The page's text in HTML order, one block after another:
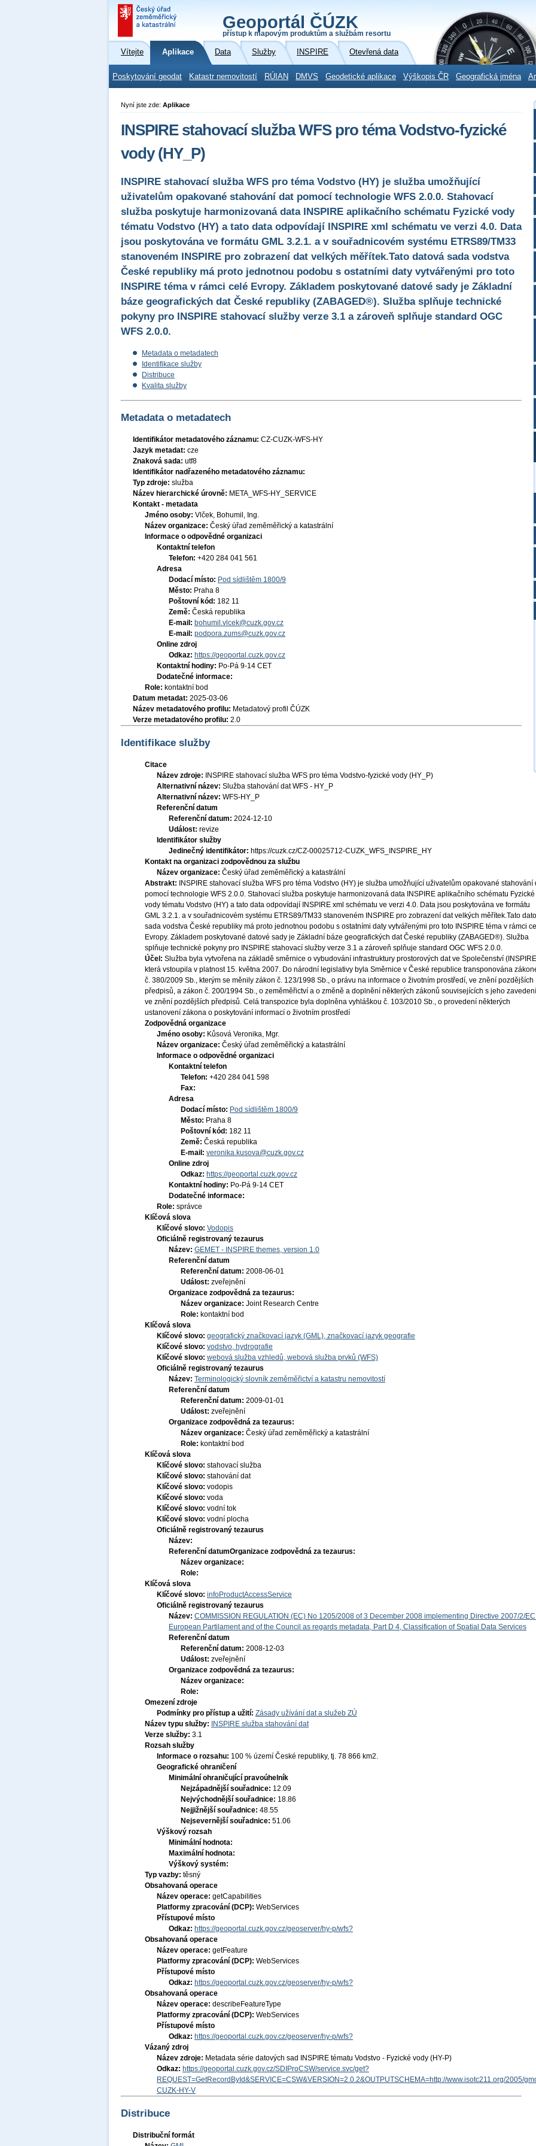
Geoportál ČÚZK
přístup k mapovým produktům a službám resortu
Vítejte Aplikace Data Služby INSPIRE Otevřená data
Poskytování geodat Katastr nemovitostí RÚIAN DMVS Geodetické aplikace Výškopis ČR Geografická jména
Nyní jste zde: Aplikace
INSPIRE stahovací služba WFS pro téma Vodstvo-fyzické
vody (HY_P)
INSPIRE stahovací služba WFS pro téma Vodstvo (HY) je služba umožňující
uživatelům opakované stahování dat pomocí technologie WFS 2.0.0. Stahovací
služba poskytuje harmonizovaná data INSPIRE aplikačního schématu Fyzické vody
tématu Vodstvo (HY) a tato data odpovídají INSPIRE xml schématu ve verzi 4.0. Data
jsou poskytována ve formátu GML 3.2.1. a v souřadnicovém systému ETRS89/TM33
stanoveném INSPIRE pro zobrazení dat velkých měřítek.Tato datová sada vodstva
České republiky má proto jednotnou podobu s ostatními daty vytvářenými pro toto
INSPIRE téma v rámci celé Evropy. Základem poskytované datové sady je Základní
báze geografických dat České republiky (ZABAGED®). Služba splňuje technické
pokyny pro INSPIRE stahovací služby verze 3.1 a zároveň splňuje standard OGC
WFS 2.0.0.
Metadata o metadatech
Identifikace služby
Distribuce
Kvalita služby
Metadata o metadatech
Identifikátor metadatového záznamu: CZ-CUZK-WFS-HY
Jazyk metadat: cze
Znaková sada: utf8
Identifikátor nadřazeného metadatového záznamu:
Typ zdroje: služba
Název hierarchické úrovně: META_WFS-HY_SERVICE
Kontakt - metadata
Jméno osoby: Vlček, Bohumil, Ing.
Název organizace: Český úřad zeměměřický a katastrální
Informace o odpovědné organizaci
Kontaktní telefon
Telefon: +420 284 041 561
Adresa
Dodací místo: Pod sídlištěm 1800/9
Město: Praha 8
Poštovní kód: 182 11
Země: Česká republika
E-mail: bohumil.vlcek@cuzk.gov.cz
E-mail: podpora.zums@cuzk.gov.cz
Online zdroj
Odkaz: https://geoportal.cuzk.gov.cz
Kontaktní hodiny: Po-Pá 9-14 CET
Dodatečné informace:
Role: kontaktní bod
Datum metadat: 2025-03-06
Název metadatového profilu: Metadatový profil ČÚZK
Verze metadatového profilu: 2.0
Identifikace služby
Citace
Název zdroje:
INSPIRE stahovací služba WFS pro téma Vodstvo-fyzické vody (HY_P)
Alternativní název: Služba stahování dat WFS - HY_P
Alternativní název: WFS-HY_P
Referenční datum
Referenční datum: 2024-12-10
Událost: revize
Identifikátor služby
Jedinečný identifikátor: https://cuzk.cz/CZ-00025712-CUZK_WFS_INSPIRE_HY
Kontakt na organizaci zodpovědnou za službu
Název organizace: Český úřad zeměměřický a katastrální
Abstrakt:
INSPIRE stahovací služba WFS pro téma Vodstvo (HY) je služba umožňující uživatelům opakované stahování
pomocí technologie WFS 2.0.0. Stahovací služba poskytuje harmonizovaná data INSPIRE aplikačního schématu Fyzické
vody tématu Vodstvo (HY) a tato data odpovídají INSPIRE xml schématu ve verzi 4.0. Data jsou poskytována ve formátu
GML 3.2.1. a v souřadnicovém systému ETRS89/TM33 stanoveném INSPIRE pro zobrazení dat velkých měřítek.Tato
sada vodstva České republiky má proto jednotnou podobu s ostatními daty vytvářenými pro toto INSPIRE téma v rámci
Evropy. Základem poskytované datové sady je Základní báze geografických dat České republiky (ZABAGED®). Služba
splňuje technické pokyny pro INSPIRE stahovací služby verze 3.1 a zároveň splňuje standard OGC WFS 2.0.0.
Účel: Služba byla vytvořena na základě směrnice o vybudování infrastruktury prostorových dat ve Společenství
která vstoupila v platnost 15. května 2007. Do národní legislativy byla Směrnice v České republice transponována
č. 380/2009 Sb., kterým se měnily zákon č. 123/1998 Sb., o právu na informace o životním prostředí, ve znění pozdějších
předpisů, a zákon č. 200/1994 Sb., o zeměměřictví a o změně a doplnění některých zákonů souvisejících s jeho
ve znění pozdějších předpisů. Celá transpozice byla doplněna vyhláškou č. 103/2010 Sb., o provedení některých
ustanovení zákona o poskytování informací o životním prostředí
Zodpovědná organizace
Jméno osoby: Kůsová Veronika, Mgr.
Název organizace: Český úřad zeměměřický a katastrální
Informace o odpovědné organizaci
Kontaktní telefon
Telefon: +420 284 041 598
Fax:
Adresa
Dodací místo: Pod sídlištěm 1800/9
Město: Praha 8
Poštovní kód: 182 11
Země: Česká republika
E-mail: veronika.kusova@cuzk.gov.cz
Online zdroj
Odkaz: https://geoportal.cuzk.gov.cz
Kontaktní hodiny: Po-Pá 9-14 CET
Dodatečné informace:
Role: správce
Klíčová slova
Klíčové slovo: Vodopis
Oficiálně registrovaný tezaurus
Název: GEMET - INSPIRE themes, version 1.0
Referenční datum
Referenční datum: 2008-06-01
Událost: zveřejnění
Organizace zodpovědná za tezaurus:
Název organizace: Joint Research Centre
Role: kontaktní bod
Klíčová slova
Klíčové slovo: geografický značkovací jazyk (GML), značkovací jazyk geografie
Klíčové slovo: vodstvo, hydrografie
Klíčové slovo: webová služba vzhledů, webová služba prvků (WFS)
Oficiálně registrovaný tezaurus
Název: Terminologický slovník zeměměřictví a katastru nemovitostí
Referenční datum
Referenční datum: 2009-01-01
Událost: zveřejnění
Organizace zodpovědná za tezaurus:
Název organizace: Český úřad zeměměřický a katastrální
Role: kontaktní bod
Klíčová slova
Klíčové slovo: stahovací služba
Klíčové slovo: stahování dat
Klíčové slovo: vodopis
Klíčové slovo: voda
Klíčové slovo: vodní tok
Klíčové slovo: vodní plocha
Oficiálně registrovaný tezaurus
Název:
Referenční datumOrganizace zodpovědná za tezaurus:
Název organizace:
Role:
Klíčová slova
Klíčové slovo: infoProductAccessService
Oficiálně registrovaný tezaurus
Název: COMMISSION REGULATION (EC) No 1205/2008 of 3 December 2008 implementing Directive 2007/2/EC
European Partilament and of the Council as regards metadata, Part D 4, Classification of Spatial Data Services
Referenční datum
Referenční datum: 2008-12-03
Událost: zveřejnění
Organizace zodpovědná za tezaurus:
Název organizace:
Role:
Omezení zdroje
Podmínky pro přístup a užití: Zásady užívání dat a služeb ZÚ
Název typu služby:
INSPIRE služba stahování dat
Verze služby: 3.1
Rozsah služby
Informace o rozsahu: 100 % území České republiky, tj. 78 866 km2.
Geografické ohraničení
Minimální ohraničující pravoúhelník
Nejzápadnější souřadnice: 12.09
Nejvýchodnější souřadnice: 18.86
Nejjižnější souřadnice: 48.55
Nejsevernější souřadnice: 51.06
Výškový rozsah
Minimální hodnota:
Maximální hodnota:
Výškový systém:
Typ vazby: těsný
Obsahovaná operace
Název operace: getCapabilities
Platformy zpracování (DCP): WebServices
Přístupové místo
Odkaz: https://geoportal.cuzk.gov.cz/geoserver/hy-p/wfs?
Obsahovaná operace
Název operace: getFeature
Platformy zpracování (DCP): WebServices
Přístupové místo
Odkaz: https://geoportal.cuzk.gov.cz/geoserver/hy-p/wfs?
Obsahovaná operace
Název operace: describeFeatureType
Platformy zpracování (DCP): WebServices
Přístupové místo
Odkaz: https://geoportal.cuzk.gov.cz/geoserver/hy-p/wfs?
Vázaný zdroj
Název zdroje: Metadata série datových sad INSPIRE tématu Vodstvo - Fyzické vody (HY-P)
Odkaz: https://geoportal.cuzk.gov.cz/SDIProCSW/service.svc/get?
REQUEST=GetRecordById&SERVICE=CSW&VERSION=2.0.2&OUTPUTSCHEMA=http://www.isotc211.org/2005/
CUZK-HY-V
Distribuce
Distribuční formát